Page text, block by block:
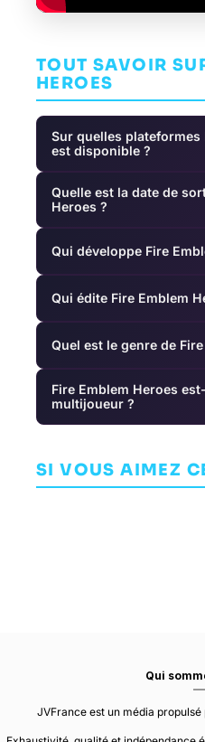
TOUT SAVOIR
HEROES
Sur quelles plateformes
est disponible ?
Quelle est la date de
Heroes ?
Qui développe Fire
Qui édite Fire Emblem
Quel est le genre de
Fire Emblem Heroes
multijoueur ?
SI VOUS AIMEZ
Simulator
2024
SIMULATION
Star
Qui
JVFrance est un média